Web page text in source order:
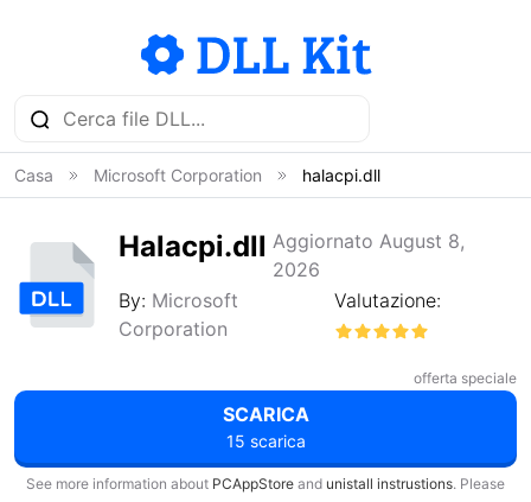
Casa Microsoft Corporation halacpi.dll
Halacpi.dll Aggiornato August 8,
2026
By: Microsoft
Corporation
Valutazione:
offerta speciale
SCARICA
15 scarica
See more information about PCAppStore and unistall instrustions. Please